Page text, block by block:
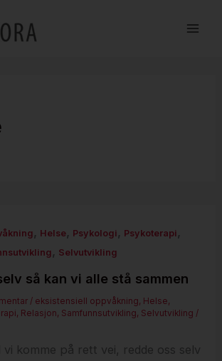
, Helse, Psykologi , Psykoterapi ,
, Selvutvikling
så kan vi alle stå sammen
/ eksistensiell oppvåkning, Helse,
, Relasjon, Samfunnsutvikling, Selvutvikling /
komme på rett vei, redde oss selv